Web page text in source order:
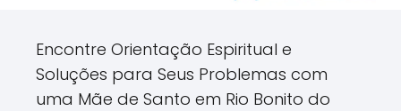
Encontre Orientação Espiritual e
Soluções para Seus Problemas com
uma Mãe de Santo em Rio Bonito do